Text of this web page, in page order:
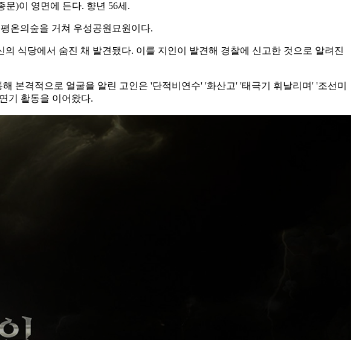
)이 영면에 든다. 향년 56세.
온의숲을 거쳐 우성공원묘원이다.
식당에서 숨진 채 발견됐다. 이를 지인이 발견해 경찰에 신고한 것으로 알려진
본격적으로 얼굴을 알린 고인은 '단적비연수' '화산고' '태극기 휘날리며' '조선미
기 활동을 이어왔다.